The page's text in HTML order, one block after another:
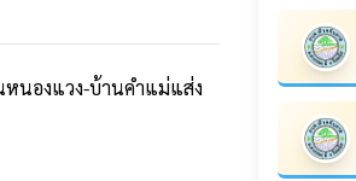
หนองแวง-บ้านคำแม่แส่ง